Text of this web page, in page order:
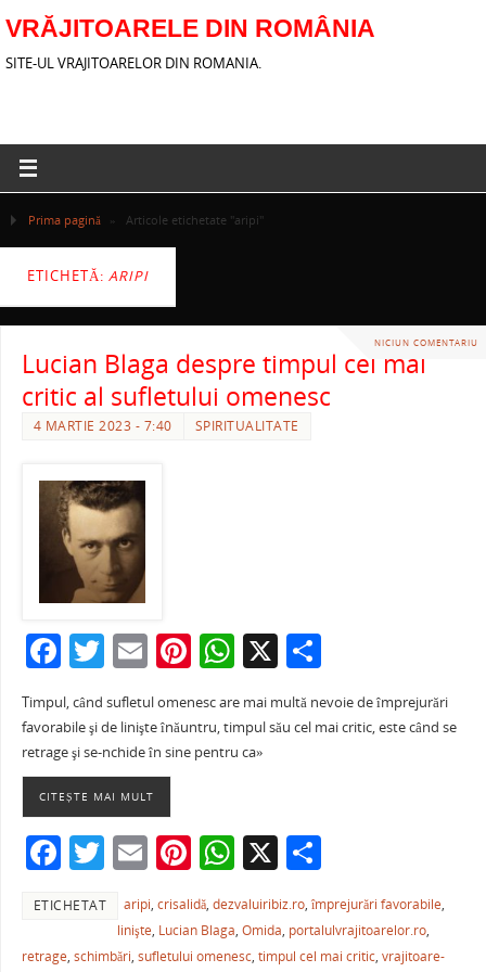
VRĂJITOARELE DIN ROMÂNIA
SITE-UL VRAJITOARELOR DIN ROMANIA.
Prima pagină » Articole etichetate "aripi"
ETICHETĂ: ARIPI
NICIUN COMENTARIU
Lucian Blaga despre timpul cel mai
critic al sufletului omenesc
4 MARTIE 2023 - 7:40 SPIRITUALITATE
F
a
c
e
b
o
o
k
T
w
itt
er
E
m
ai
l
Pi
er
e
W
at
s
p
p
X P
ar
ta
ză
Timpul, când sufletul omenesc are mai multă nevoie de împrejurări
favorabile şi de linişte înăuntru, timpul său cel mai critic, este când se
retrage şi se-nchide în sine pentru ca»
CITEȘTE MAI MULT
F
c
e
T
itt
er
E
m
ai
l
Pi
nt
er
e
W
h
at
s
X P
ar
ta
je
ETICHETAT aripi,crisalidă,dezvaluiribiz.ro,împrejurări favorabile,
linişte, Lucian Blaga,Omida, portalulvrajitoarelor.ro,
retrage, schimbări, sufletului omenesc, timpul cel mai critic, vrajitoare-